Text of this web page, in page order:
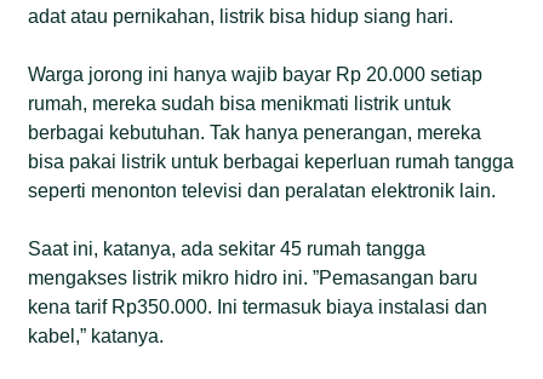
adat atau pernikahan, listrik bisa hidup siang hari.
Warga jorong ini hanya wajib bayar Rp 20.000 setiap
rumah, mereka sudah bisa menikmati listrik untuk
berbagai kebutuhan. Tak hanya penerangan, mereka
bisa pakai listrik untuk berbagai keperluan rumah tangga
seperti menonton televisi dan peralatan elektronik lain.
Saat ini, katanya, ada sekitar 45 rumah tangga
mengakses listrik mikro hidro ini. ”Pemasangan baru
kena tarif Rp350.000. Ini termasuk biaya instalasi dan
kabel,” katanya.